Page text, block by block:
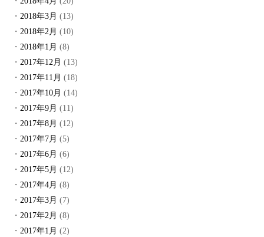
2018年3月 (13)
2018年2月 (10)
2018年1月 (8)
2017年12月 (13)
2017年11月 (18)
2017年10月 (14)
2017年9月 (11)
2017年8月 (12)
2017年7月 (5)
2017年6月 (6)
2017年5月 (12)
2017年4月 (8)
2017年3月 (7)
2017年2月 (8)
2017年1月 (2)